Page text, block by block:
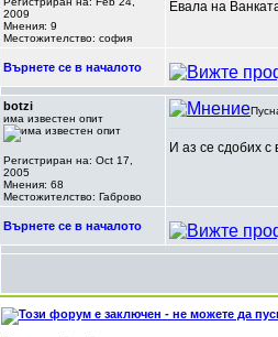
2009
Мнения: 9
Местожителство: софия
Евала на
Върнете се в началото
botzi
има известен опит
Регистриран на: Oct 17,
2005
Мнения: 68
Местожителство: Габрово
И аз се сдобих
Върнете се в началото